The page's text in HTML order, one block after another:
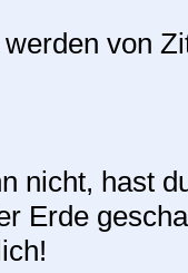
von
nicht, hast
Erde